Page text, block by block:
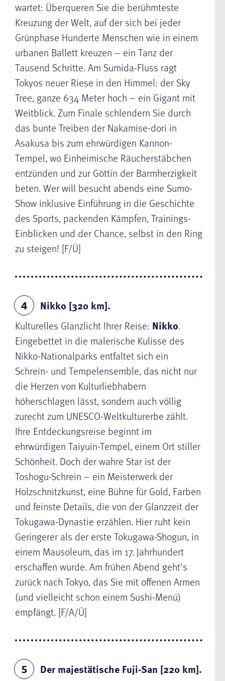
wartet: Überqueren Sie die berühmteste
Kreuzung der Welt, auf der sich bei jeder
Grünphase Hunderte Menschen wie in einem
urbanen Ballett kreuzen – ein Tanz der
Tausend Schritte. Am Sumida-Fluss ragt
Tokyos neuer Riese in den Himmel: der Sky
Tree, ganze 634 Meter hoch – ein Gigant mit
Weitblick. Zum Finale schlendern Sie durch
das bunte Treiben der Nakamise-dori in
Asakusa bis zum ehrwürdigen Kannon-
Tempel, wo Einheimische Räucherstäbchen
entzünden und zur Göttin der Barmherzigkeit
beten. Wer will besucht abends eine Sumo-
Show inklusive Einführung in die Geschichte
des Sports, packenden Kämpfen, Trainings-
Einblicken und der Chance, selbst in den Ring
zu steigen! [F/Ü]
4
Nikko [320 km].
Kulturelles Glanzlicht Ihrer Reise: Nikko.
Eingebettet in die malerische Kulisse des
Nikko-Nationalparks entfaltet sich ein
Schrein- und Tempelensemble, das nicht nur
die Herzen von Kulturliebhabern
höherschlagen lässt, sondern auch völlig
zurecht zum UNESCO-Weltkulturerbe zählt.
Ihre Entdeckungsreise beginnt im
ehrwürdigen Taiyuin-Tempel, einem Ort stiller
Schönheit. Doch der wahre Star ist der
Toshogu-Schrein – ein Meisterwerk der
Holzschnitzkunst, eine Bühne für Gold, Farben
und feinste Details, die von der Glanzzeit der
Tokugawa-Dynastie erzählen. Hier ruht kein
Geringerer als der erste Tokugawa-Shogun, in
einem Mausoleum, das im 17. Jahrhundert
erschaffen wurde. Am frühen Abend geht's
zurück nach Tokyo, das Sie mit offenen Armen
(und vielleicht schon einem Sushi-Menü)
empfängt. [F/A/Ü]
5
Der majestätische Fuji-San [220 km].